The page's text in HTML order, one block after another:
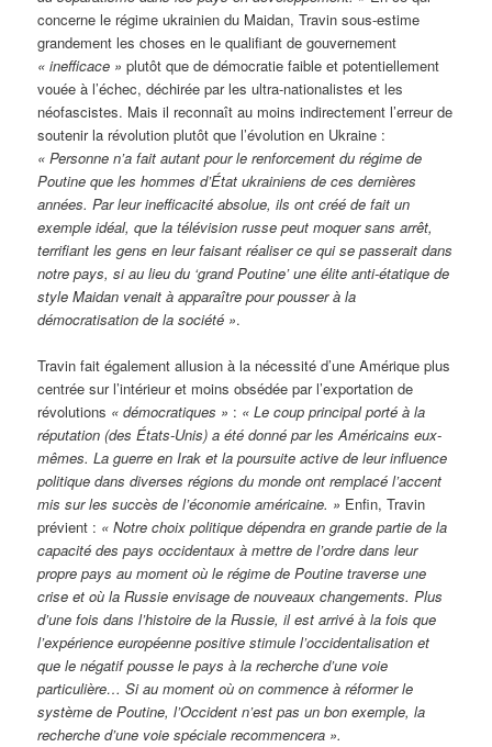
concerne le régime ukrainien du Maidan, Travin sous-estime
grandement les choses en le qualifiant de gouvernement
«inefficace » plutôt que de démocratie faible et potentiellement
vouée à l’échec, déchirée par les ultra-nationalistes et les
néofascistes. Mais il reconnaît au moins indirectement l’erreur de
soutenir la révolution plutôt que l’évolution en Ukraine :
«Personne n’a fait autant pour le renforcement du régime de
Poutine que les hommes d’État ukrainiens de ces dernières
années. Par leur inefficacité absolue, ils ont créé de fait un
exemple idéal, que la télévision russe peut moquer sans arrêt,
terrifiant les gens en leur faisant réaliser ce qui se passerait dans
notre pays, si au lieu du ‘grand Poutine’ uneélite anti-étatique de
style Maidan venait à apparaître pour pousser à la
démocratisation de la société ».
Travin fait également allusion à la nécessité d’une Amérique plus
centrée sur l’intérieur et moins obsédée par l’exportation de
révolutions «démocratiques » : «Le coup principal porté à la
réputation (des États-Unis) a été donné par les Américains eux-
mêmes. La guerre en Irak et la poursuite active de leur influence
politique dans diverses régions du monde ont remplacé l’accent
mis sur les succès de l’économie américaine. » Enfin, Travin
prévient : «Notre choix politique dépendra en grande partie de la
capacité des pays occidentaux à mettre de l’ordre dans leur
propre pays au moment où le régime de Poutine traverse une
crise et où la Russie envisage de nouveaux changements. Plus
d’une fois dans l’histoire de la Russie, il est arrivé à la fois que
l’expérience européenne positive stimule l’occidentalisation et
que le négatif pousse le pays à la recherche d’une voie
particulière… Si au moment où on commence à réformer le
système de Poutine, l’Occident n’est pas un bon exemple, la
recherche d’une voie spéciale recommencera ».